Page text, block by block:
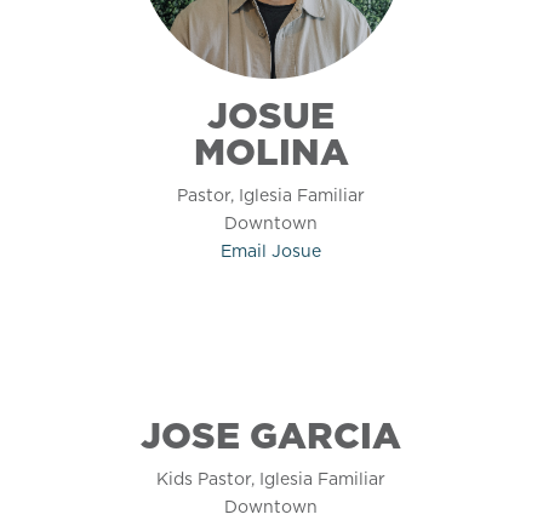
JOSUE
MOLINA
Pastor, Iglesia Familiar
Downtown
EmailJosue
JOSE GARCIA
Kids Pastor, Iglesia Familiar
Downtown